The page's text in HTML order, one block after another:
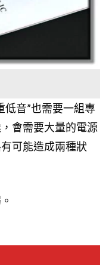
低音”也需要一組專
會需要大量的電源
可能造成兩種狀